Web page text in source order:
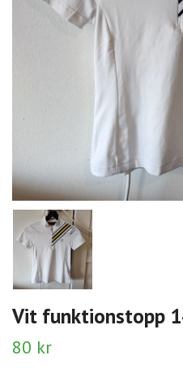
Vit funktionstopp
80 kr